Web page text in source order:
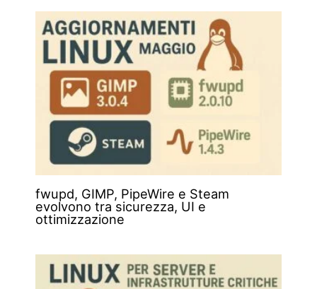
fwupd, GIMP, PipeWire e Steam
evolvono tra sicurezza, UI e
ottimizzazione